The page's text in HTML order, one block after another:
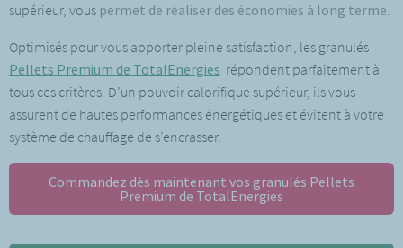
supérieur, vous permet de réaliser des économies à long terme.
Optimisés pour vous apporter pleine satisfaction, les granulés
Pellets Premium de TotalEnergies répondent parfaitement à
tous ces critères. D’un pouvoir calorifique supérieur, ils vous
assurent de hautes performances énergétiques et évitent à votre
système de chauffage de s’encrasser.
Commandez dès maintenant vos granulés Pellets
Premium de TotalEnergies